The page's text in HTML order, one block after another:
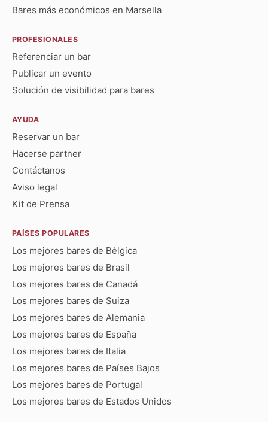
Bares más económicos en Marsella
PROFESIONALES
Referenciar un bar
Publicar un evento
Solución de visibilidad para bares
AYUDA
Reservar un bar
Hacerse partner
Contáctanos
Aviso legal
Kit de Prensa
PAÍSES POPULARES
Los mejores bares de Bélgica
Los mejores bares de Brasil
Los mejores bares de Canadá
Los mejores bares de Suiza
Los mejores bares de Alemania
Los mejores bares de España
Los mejores bares de Italia
Los mejores bares de Países Bajos
Los mejores bares de Portugal
Los mejores bares de Estados Unidos